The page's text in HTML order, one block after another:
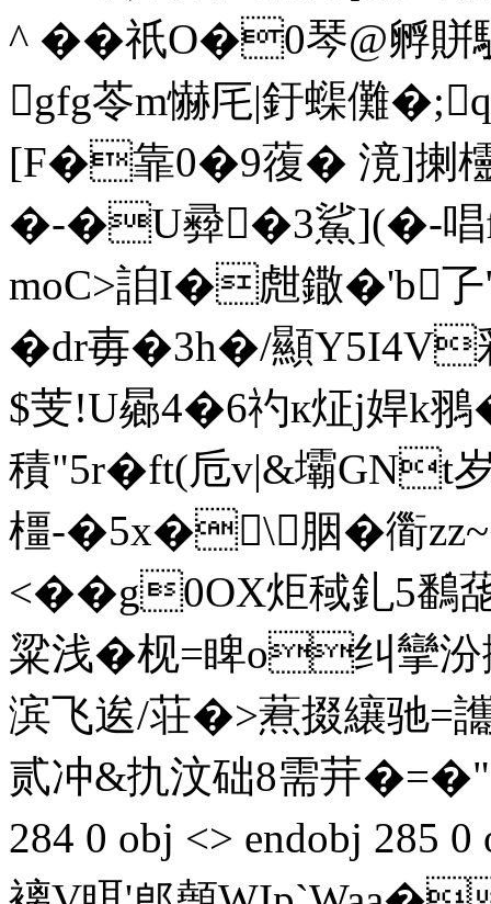
^ ��祇O�0琴@孵
gfg苓m懗厇|釪蟝儺
[F�靠0�9蕧� 滰]揦欞
�-�U彛�3鯊](�-唱
moC>詯I�甝鏾� 'b孒
�dr毐�3h�/顯Y5I4V
$芰!U曏4�6礿к炡j娨k
積"5r�ft(卮v|&壩GNt
橿-�5x�\胭� 衟
<�� g0OX炬稢釓 5
粱浅� 枧=睥o纠攣汾
滨飞逘/荘�>蔒掇纕驰=讗
贰冲&扏汶础8需茾
284 0 obj <> endobj 285